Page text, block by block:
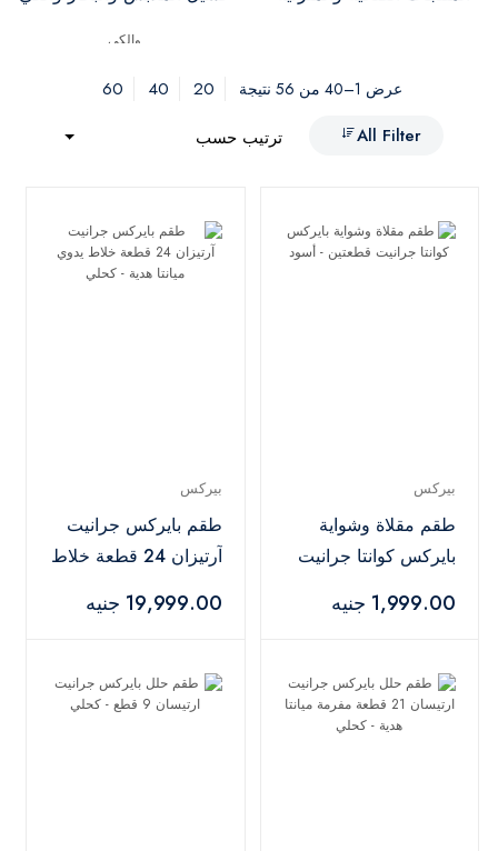
عرض 1–40 من 56 نتيجة 20
40
60
All Filter
ترتيب حسب
بيركس
طقم مقلاة وشواية
بايركس كوانتا جرانيت
1,999.00 جنيه
بيركس
طقم بايركس جرانيت
آرتيزان 24 قطعة خلاط
كحلي
19,999.00 جنيه